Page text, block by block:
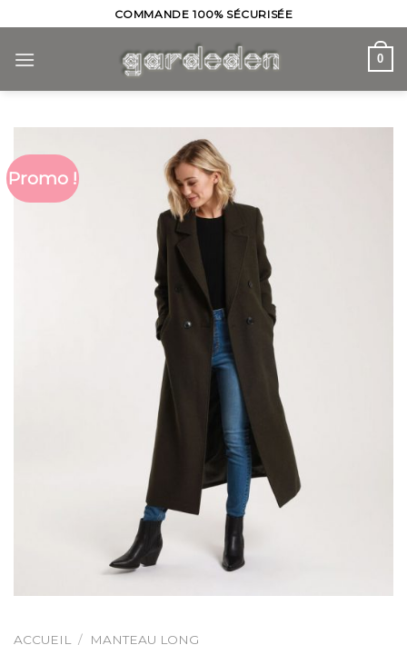
to
content
COMMANDE 100% SÉCURISÉE
0
Promo !
ACCUEIL / MANTEAU LONG